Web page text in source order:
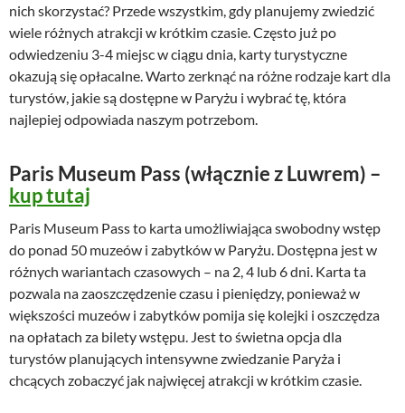
nich skorzystać? Przede wszystkim, gdy planujemy zwiedzić
wiele różnych atrakcji w krótkim czasie. Często już po
odwiedzeniu 3-4 miejsc w ciągu dnia, karty turystyczne
okazują się opłacalne. Warto zerknąć na różne rodzaje kart dla
turystów, jakie są dostępne w Paryżu i wybrać tę, która
najlepiej odpowiada naszym potrzebom.
Paris Museum Pass (włącznie z Luwrem) –
kup tutaj
Paris Museum Pass to karta umożliwiająca swobodny wstęp
do ponad 50 muzeów i zabytków w Paryżu. Dostępna jest w
różnych wariantach czasowych – na 2, 4 lub 6 dni. Karta ta
pozwala na zaoszczędzenie czasu i pieniędzy, ponieważ w
większości muzeów i zabytków pomija się kolejki i oszczędza
na opłatach za bilety wstępu. Jest to świetna opcja dla
turystów planujących intensywne zwiedzanie Paryża i
chcących zobaczyć jak najwięcej atrakcji w krótkim czasie.